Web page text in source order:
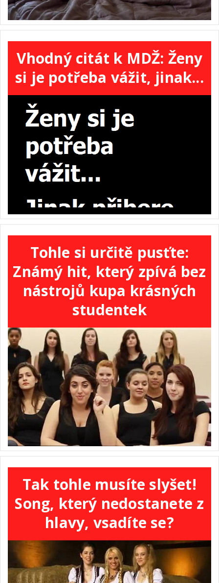
Vhodný citát k MDŽ: Ženy
si je potřeba vážit, jinak...
Tohle si určitě pusťte:
Známý hit, který zpívá bez
nástrojů kupa krásných
studentek
Tak tohle musíte slyšet!
Song, který nedostanete z
hlavy, vsadíte se?